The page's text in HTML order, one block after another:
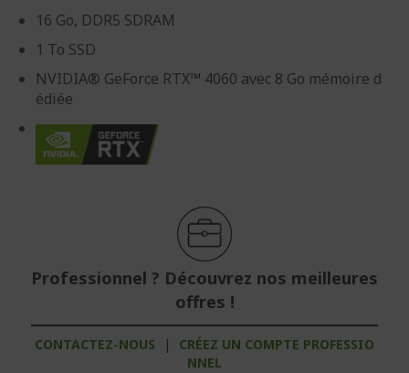
16 Go, DDR5 SDRAM
1 To SSD
NVIDIA® GeForce RTX™ 4060 avec 8 Go mémoire d
édiée
Professionnel ? Découvrez nos meilleures
offres !
CONTACTEZ-NOUS |
CRÉEZ UN COMPTE PROFESSIO
NNEL